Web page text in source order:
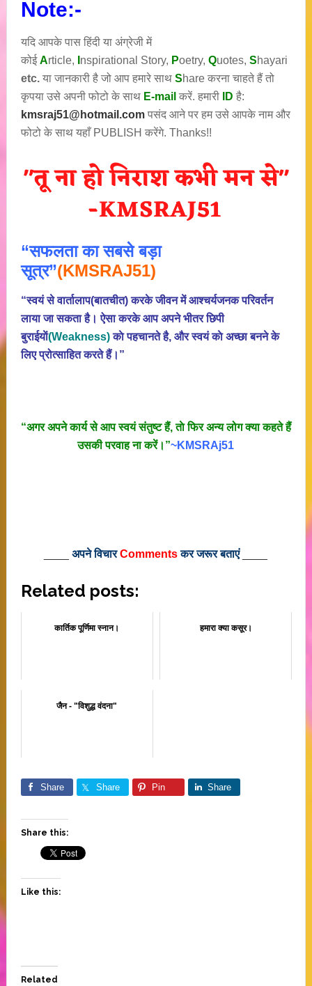
Note:-
यदि आपके पास हिंदी या अंग्रेजी में
कोईArticle, nspirational Story, Poetry, Quotes, Shayari
etc.या जानकारी है जो आप हमारे साथShare करना चाहते हैं तो
कृपया उसे अपनी फोटो के साथ E-mail करें. हमारी ID है:
kmsraj51@hotmail.com पसंद आने पर हम उसे आपके नाम और
फोटो के साथ यहाँ PUBLISH करेंगे. Thanks!!
“सफलता का सबसे बड़ा
सूत्र”(KMSRAJ51)
“स्वयं से वार्तालाप(बातचीत) करके जीवन में आश्चर्यजनक परिवर्तन
लाया जा सकता है। ऐसा करके आप अपने भीतर छिपी
बुराईयाें(Weakness)काे पहचानते है, और स्वयं काे अच्छा बनने के
लिए प्रोत्साहित करते हैं।”
“अगर अपने कार्य से आप स्वयं संतुष्ट हैं, ताे फिर अन्य लोग क्या कहते हैं
उसकी परवाह ना करें।”~KMSRAj51
____अपने विचारCommentsकर जरूर बताएं____
Related posts:
कार्तिक पूर्णिमा स्नान। हमारा क्या कसूर।
जैन - "विशुद्ध वंदना"
Share Share Pin Share
Share this:
Like this:
Related